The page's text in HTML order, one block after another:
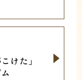
けた」